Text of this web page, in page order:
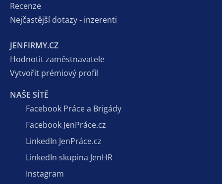
Recenze
Nejčastější dotazy - inzerenti
JENFIRMY.CZ
Hodnotit zaměstnavatele
Vytvořit prémiový profil
NAŠE SÍTĚ
Facebook Práce a Brigády
Facebook JenPráce.cz
LinkedIn JenPráce.cz
LinkedIn skupina JenHR
Instagram